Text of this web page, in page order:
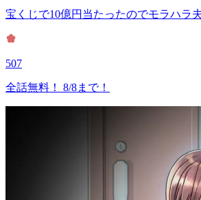
宝くじで10億円当たったのでモラハラ
507
全話無料！ 8/8まで！